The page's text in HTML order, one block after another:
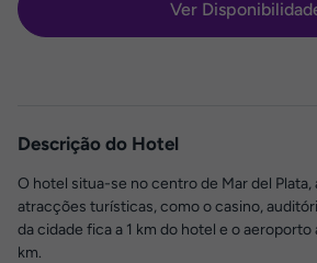
Ver
Descrição do Hotel
O hotel situa-se no centro de Mar del
atracções turísticas, como o casino,
da cidade fica a 1 km do hotel e o
km.